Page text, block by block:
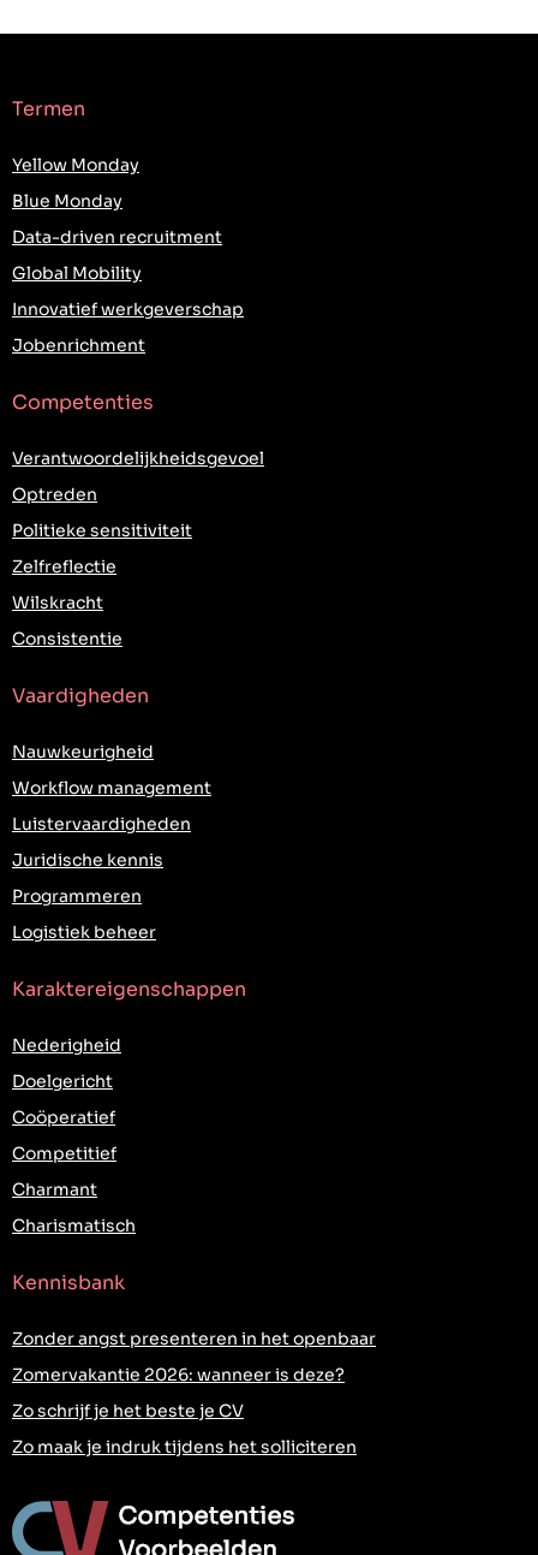
Termen
Yellow Monday
Blue Monday
Data-driven recruitment
Global Mobility
Innovatief werkgeverschap
Jobenrichment
Competenties
Verantwoordelijkheidsgevoel
Optreden
Politieke sensitiviteit
Zelfreflectie
Wilskracht
Consistentie
Vaardigheden
Nauwkeurigheid
Workflow management
Luistervaardigheden
Juridische kennis
Programmeren
Logistiek beheer
Karaktereigenschappen
Nederigheid
Doelgericht
Coöperatief
Competitief
Charmant
Charismatisch
Kennisbank
Zonder angst presenteren in het openbaar
Zomervakantie 2026: wanneer is deze?
Zo schrijf je het beste je CV
Zo maak je indruk tijdens het solliciteren